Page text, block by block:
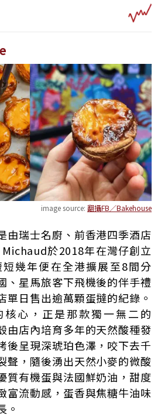
image source: 翻攝FB／Bakehouse
由瑞士名廚、前香港四季酒店
於2018年在灣仔創立
幾年便在全港擴展至8間分
、星馬旅客下飛機後的伴手禮
單日售出逾萬顆蛋撻的紀錄。
核心，正是那款獨一無二的
由店內培育多年的天然酸種發
後呈現深琥珀色澤，咬下去千
聲，隨後湧出天然小麥的微酸
質有機蛋與法國鮮奶油，甜度
富流動感，蛋香與焦糖牛油味
。